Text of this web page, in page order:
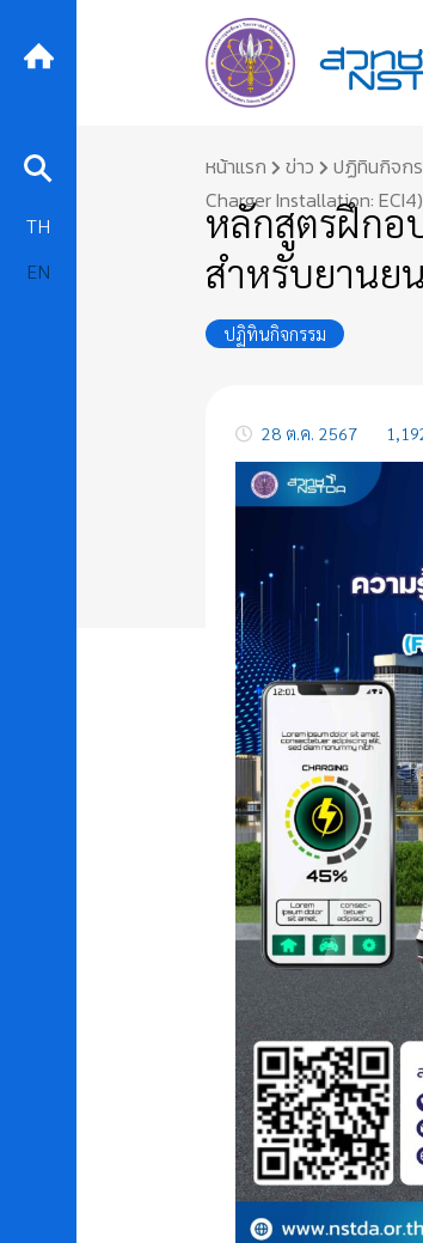
to
หน้าแรก ข่าว ปฏิทินกิจก
Charger Installation: ECI4)
หลักสูตรฝึกอ
สำหรับยานย
ปฏิทินกิจกรรม
28 ต.ค. 2567
TH
EN